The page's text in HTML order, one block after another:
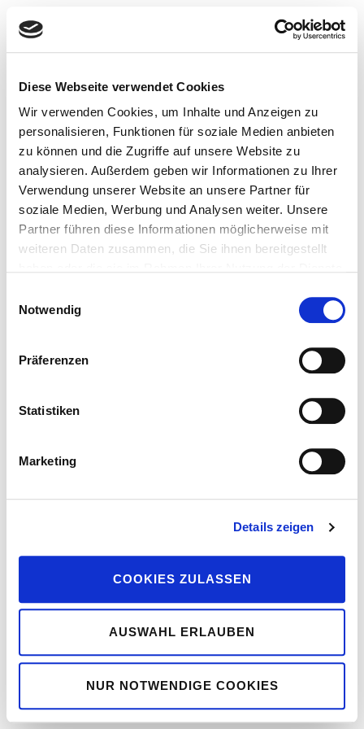
Diese Webseite verwendet Cookies
Wir verwenden Cookies, um Inhalte und Anzeigen zu
personalisieren, Funktionen für soziale Medien anbieten
zu können und die Zugriffe auf unsere Website zu
analysieren. Außerdem geben wir Informationen zu Ihrer
Verwendung unserer Website an unsere Partner für
soziale Medien, Werbung und Analysen weiter. Unsere
Partner führen diese Informationen möglicherweise mit
weiteren Daten zusammen, die Sie ihnen bereitgestellt
Notwendig
Präferenzen
Statistiken
Marketing
Details zeigen
COOKIES ZULASSEN
AUSWAHL ERLAUBEN
NUR NOTWENDIGE COOKIES